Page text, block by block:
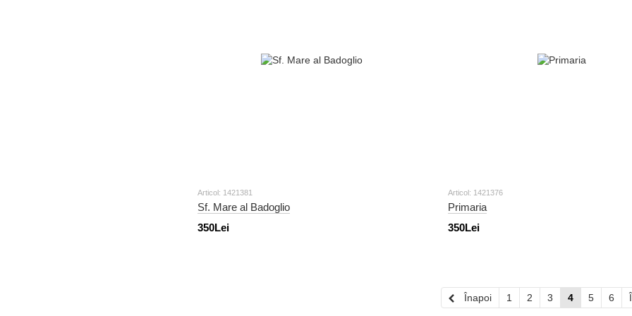
Articol: 1421381
Sf. Mare al Badoglio
350Lei
Articol: 1421376
Primaria
350Lei
Înapoi 1 2 3 4 5 6